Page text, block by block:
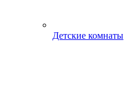
Детские комнаты